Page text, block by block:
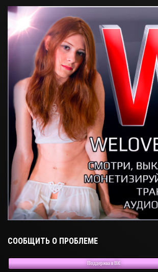
СООБЩИТЬ О ПРОБЛЕМЕ
Поддержка в ВК